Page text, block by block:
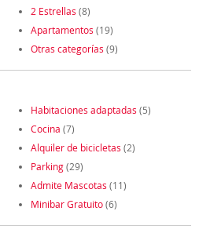
2 Estrellas (8)
Apartamentos (19)
Otras categorías (9)
Habitaciones adaptadas (5)
Cocina (7)
Alquiler de bicicletas (2)
Parking(29)
Admite Mascotas (11)
Minibar Gratuito(6)